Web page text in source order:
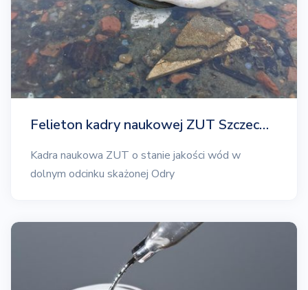
Felieton kadry naukowej ZUT Szczec…
Kadra naukowa ZUT o stanie jakości wód w
dolnym odcinku skażonej Odry